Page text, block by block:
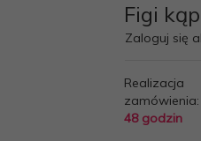
Figi
Zaloguj się
Realizacja
zamówienia:
48 godzin